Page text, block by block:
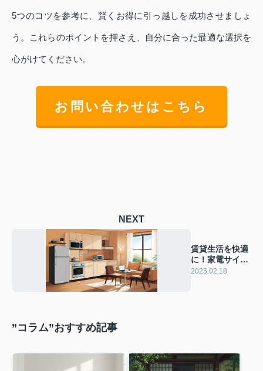
5つのコツを参考に、賢くお得に引っ越しを成功させましょ
う。これらのポイントを押さえ、自分に合った最適な選択を
心がけてください。
お問い合わせはこちら
NEXT
賃貸生活を快適
に！家電サイズ
選びのポイント
2025.02.18
”コラム”おすすめ記事